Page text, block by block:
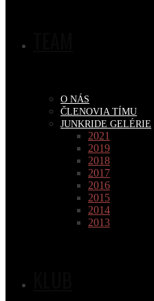
O NÁS
ČLENOVIA TÍMU
JUNKRIDE GELÉRIE
2021
2019
2018
2017
2016
2015
2014
2013